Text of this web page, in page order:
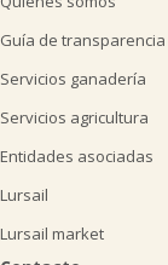
Guía de transparencia
Servicios ganadería
Servicios agricultura
Entidades asociadas
Lursail
Lursail market